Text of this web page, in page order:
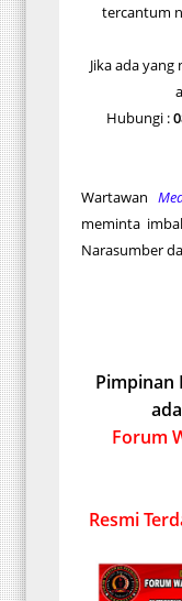
tercantum
Jika ada
Hubungi :
Wartawan
meminta
Narasumber
Pimpinan
Forum
Resmi